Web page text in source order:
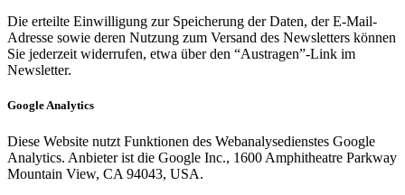
Die erteilte Einwilligung zur Speicherung der Daten, der E-Mail-
Adresse sowie deren Nutzung zum Versand des Newsletters können
Sie jederzeit widerrufen, etwa über den “Austragen”-Link im
Newsletter.
Google Analytics
Diese Website nutzt Funktionen des Webanalysedienstes Google
Analytics. Anbieter ist die Google Inc., 1600 Amphitheatre Parkway
Mountain View, CA 94043, USA.